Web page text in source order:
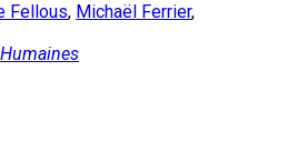
Fellous, Michaël Ferrier,